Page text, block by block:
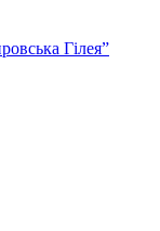
Гілея”